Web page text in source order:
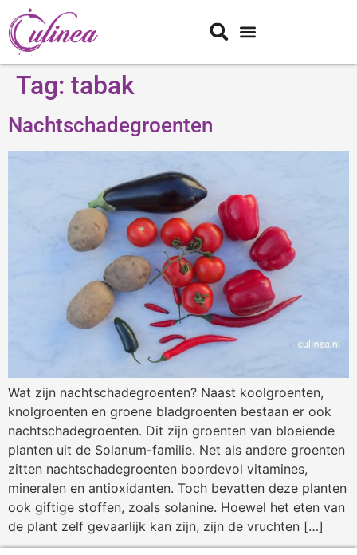
Tag: tabak
Nachtschadegroenten
Wat zijn nachtschadegroenten? Naast koolgroenten,
knolgroenten en groene bladgroenten bestaan er ook
nachtschadegroenten. Dit zijn groenten van bloeiende
planten uit de Solanum-familie. Net als andere groenten
zitten nachtschadegroenten boordevol vitamines,
mineralen en antioxidanten. Toch bevatten deze planten
ook giftige stoffen, zoals solanine. Hoewel het eten van
de plant zelf gevaarlijk kan zijn, zijn de vruchten […]